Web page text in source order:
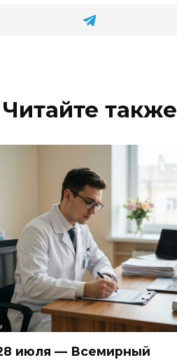
Читайте также
июля — Всемирный